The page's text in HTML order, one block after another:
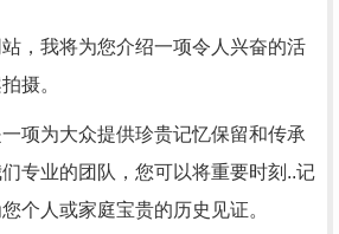
，我将为您介绍一项令人兴奋的活
摄。
项为大众提供珍贵记忆保留和传承
专业的团队，您可以将重要时刻..记
个人或家庭宝贵的历史见证。